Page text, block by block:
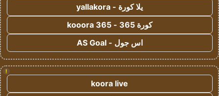
يلا كورة - yallakora
كورة 365 - kooora 365
اس جول - AS Goal
!
koora live